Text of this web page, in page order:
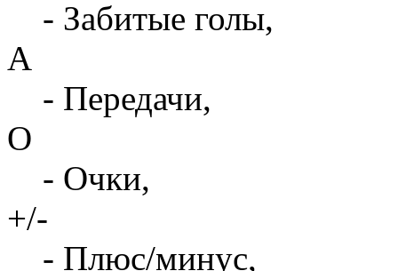
- Забитые голы,
А
- Передачи,
О
- Очки,
+/-
- Плюс/минус,